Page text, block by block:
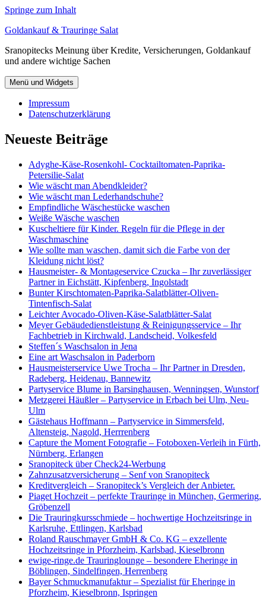
Springe zum Inhalt
Goldankauf & Trauringe Salat
Sranopitecks Meinung über Kredite, Versicherungen, Goldankauf
und andere wichtige Sachen
Menü und Widgets
Impressum
Datenschutzerklärung
Neueste Beiträge
Adyghe-Käse-Rosenkohl- Cocktailtomaten-Paprika-
Petersilie-Salat
Wie wäscht man Abendkleider?
Wie wäscht man Lederhandschuhe?
Empfindliche Wäschestücke waschen
Weiße Wäsche waschen
Kuscheltiere für Kinder. Regeln für die Pflege in der
Waschmaschine
Wie sollte man waschen, damit sich die Farbe von der
Kleidung nicht löst?
Hausmeister- & Montageservice Czucka – Ihr zuverlässiger
Partner in Eichstätt, Kipfenberg, Ingolstadt
Bunter Kirschtomaten-Paprika-Salatblätter-Oliven-
Tintenfisch-Salat
Leichter Avocado-Oliven-Käse-Salatblätter-Salat
Meyer Gebäudedienstleistung & Reinigungsservice – Ihr
Fachbetrieb in Kirchwald, Landscheid, Volkesfeld
Steffen´s Waschsalon in Jena
Eine art Waschsalon in Paderborn
Hausmeisterservice Uwe Trocha – Ihr Partner in Dresden,
Radeberg, Heidenau, Bannewitz
Partyservice Blume in Barsinghausen, Wenningsen, Wunstorf
Metzgerei Häußler – Partyservice in Erbach bei Ulm, Neu-
Ulm
Gästehaus Hoffmann – Partyservice in Simmersfeld,
Altensteig, Nagold, Herrrenberg
Capture the Moment Fotografie – Fotoboxen-Verleih in Fürth,
Nürnberg, Erlangen
Sranopiteck über Check24-Werbung
Zahnzusatzversicherung – Senf von Sranopiteck
Kreditvergleich – Sranopiteck’s Vergleich der Anbieter.
Piaget Hochzeit – perfekte Trauringe in München, Germering,
Gröbenzell
Die Trauringkursschmiede – hochwertige Hochzeitsringe in
Karlsruhe, Ettlingen, Karlsbad
Roland Rauschmayer GmbH & Co. KG – exzellente
Hochzeitsringe in Pforzheim, Karlsbad, Kieselbronn
ewige-ringe.de Trauringlounge – besondere Eheringe in
Böblingen, Sindelfingen, Herrenberg
Bayer Schmuckmanufaktur – Spezialist für Eheringe in
Pforzheim, Kieselbronn, Ispringen